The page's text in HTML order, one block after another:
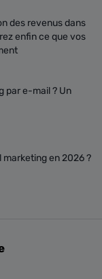
des revenus dans
enfin ce que vos
par e-mail ? Un
marketing en 2026 ?